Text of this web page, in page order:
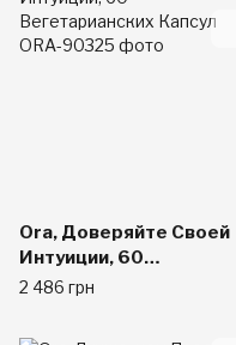
Ora, Доверяйте Своей
Интуиции, 60
Вегетарианских Капсул
2 486 грн